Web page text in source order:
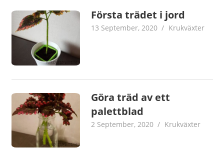
Första trädet i jord
13 September, 2020 admin
Krukväxter
Göra träd av ett
palettblad
2 September, 2020 admin
Krukväxter